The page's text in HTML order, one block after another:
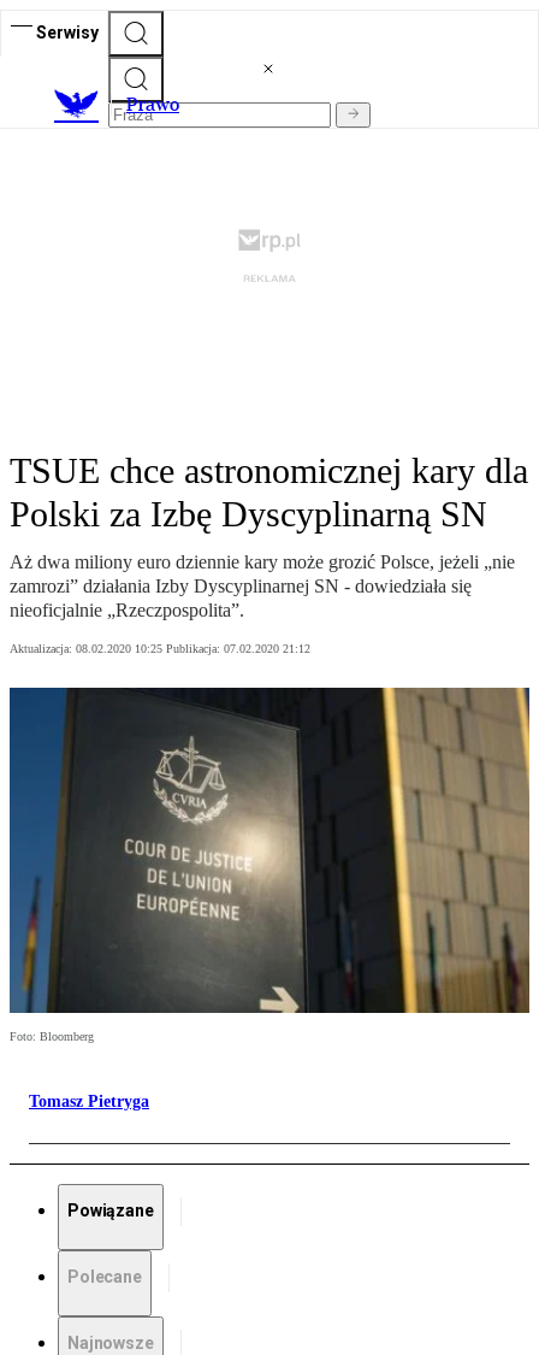
Serwisy
Prawo
TSUE chce astronomicznej kary dla
Polski za Izbę Dyscyplinarną SN
Aż dwa miliony euro dziennie kary może grozić Polsce, jeżeli „nie
zamrozi” działania Izby Dyscyplinarnej SN - dowiedziała się
nieoficjalnie „Rzeczpospolita”.
Aktualizacja: 08.02.2020 10:25 Publikacja: 07.02.2020 21:12
Foto: Bloomberg
Tomasz Pietryga
Powiązane
Polecane
Najnowsze